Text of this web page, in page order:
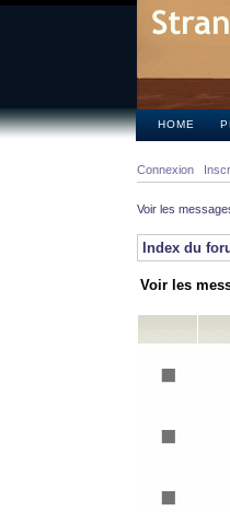
HOME
Connexion
Voir les
Index du
Voir les